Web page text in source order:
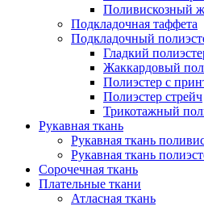
Поливискозный
Подкладочная таффета
Подкладочный
Гладкий
Жаккардовый
Полиэстер с
Полиэстер стрейч
Трикотажный
Рукавная ткань
Рукавная ткань
Рукавная ткань
Сорочечная ткань
Плательные ткани
Атласная ткань